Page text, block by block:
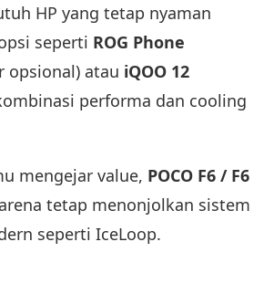
HP yang tetap nyaman
seperti ROG Phone
opsional) atau iQOO 12
performa dan cooling
mengejar value, POCO F6 / F6
tetap menonjolkan sistem
seperti IceLoop.